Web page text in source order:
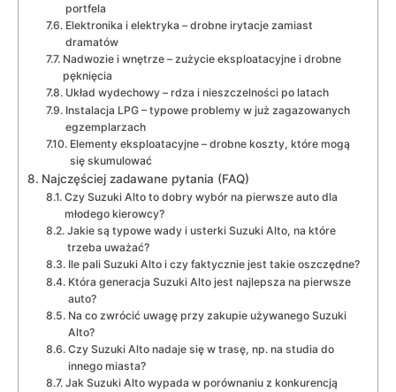
portfela
Elektronika i elektryka – drobne irytacje zamiast
dramatów
Nadwozie i wnętrze – zużycie eksploatacyjne i drobne
pęknięcia
Układ wydechowy – rdza i nieszczelności po latach
Instalacja LPG – typowe problemy w już zagazowanych
egzemplarzach
Elementy eksploatacyjne – drobne koszty, które mogą
się skumulować
Najczęściej zadawane pytania (FAQ)
Czy Suzuki Alto to dobry wybór na pierwsze auto dla
młodego kierowcy?
Jakie są typowe wady i usterki Suzuki Alto, na które
trzeba uważać?
Ile pali Suzuki Alto i czy faktycznie jest takie oszczędne?
Która generacja Suzuki Alto jest najlepsza na pierwsze
auto?
Na co zwrócić uwagę przy zakupie używanego Suzuki
Alto?
Czy Suzuki Alto nadaje się w trasę, np. na studia do
innego miasta?
Jak Suzuki Alto wypada w porównaniu z konkurencją